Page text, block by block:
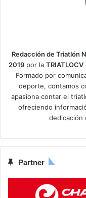
Redacción de Triatlón
2019 por la TRIATLOCV
Formado por
deporte, contamos
apasiona contar el
ofreciendo
dedicación
Partner